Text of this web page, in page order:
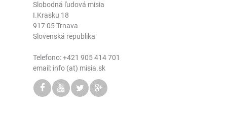
Slobodná ľudová misia
I.Krasku 18
917 05 Trnava
Slovenská republika
Telefono:+421 905 414 701
email: info (at) misia.sk